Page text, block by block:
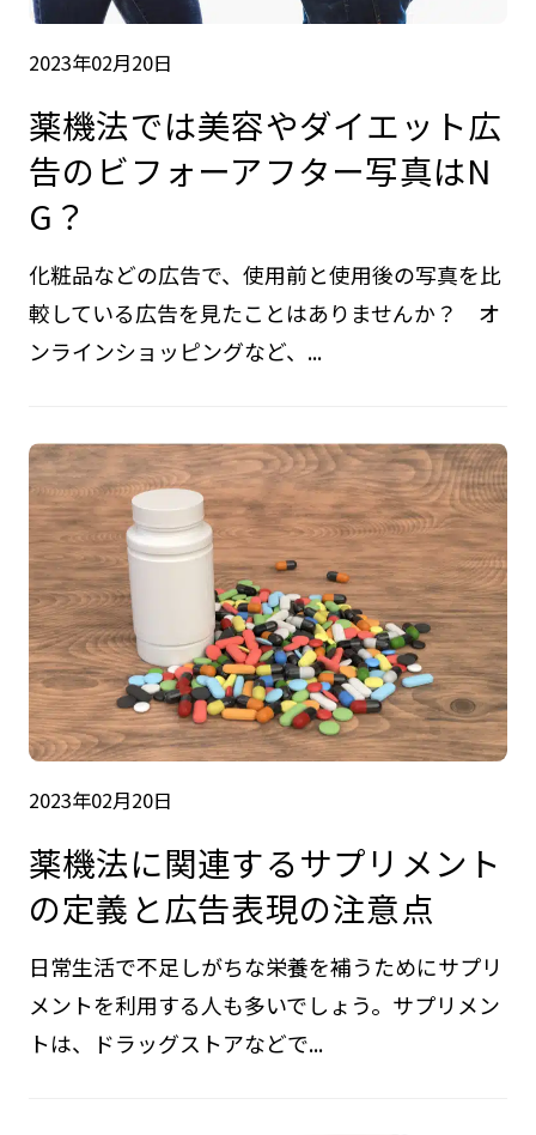
2023年02月20日
薬機法では美容やダイエット広
告のビフォーアフター写真はN
G？
化粧品などの広告で、使用前と使用後の写真を比
較している広告を見たことはありませんか？ オ
ンラインショッピングなど、...
2023年02月20日
薬機法に関連するサプリメント
の定義と広告表現の注意点
日常生活で不足しがちな栄養を補うためにサプリ
メントを利用する人も多いでしょう。サプリメン
トは、ドラッグストアなどで...